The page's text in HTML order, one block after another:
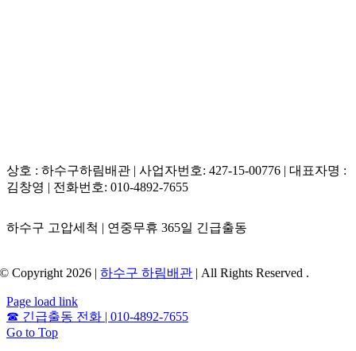
상호 : 하수구하림배관 | 사업자번호: 427-15-00776 | 대표자명 :
김창영 | 전화번호: 010-4892-7655
하수구 고압세척 | 연중무휴 365일 긴급출동
© Copyright 2026 |하수구 하림배관 | All Rights Reserved .
Page load link
☎ 긴급출동 전화 | 010-4892-7655
Go to Top